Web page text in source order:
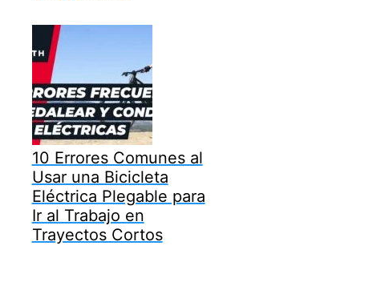
10 Errores Comunes al
Usar una Bicicleta
Eléctrica Plegable para
Ir al Trabajo en
Trayectos Cortos